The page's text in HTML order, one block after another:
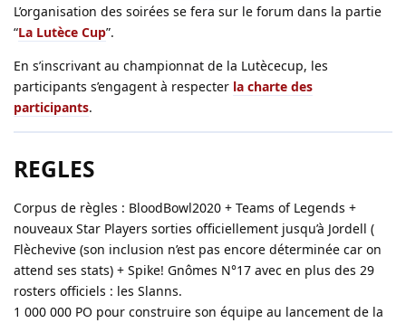
L’organisation des soirées se fera sur le forum dans la partie
“La Lutèce Cup”.
En s’inscrivant au championnat de la Lutècecup, les
participants s’engagent à respecter la charte des
participants.
REGLES
Corpus de règles : BloodBowl2020 + Teams of Legends +
nouveaux Star Players sorties officiellement jusqu’à Jordell (
Flèchevive (son inclusion n’est pas encore déterminée car on
attend ses stats) + Spike! Gnômes N°17 avec en plus des 29
rosters officiels : les Slanns.
1 000 000 PO pour construire son équipe au lancement de la